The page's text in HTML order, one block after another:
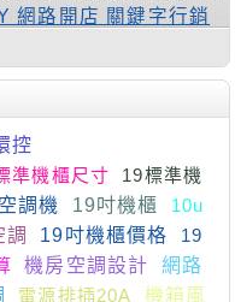
網路開店 關鍵字行銷
控
準機櫃尺寸
19標準機
調機 19吋機櫃
10u
調 19吋機櫃價格
19
機房空調設計
網路
電源排插20A 機箱風